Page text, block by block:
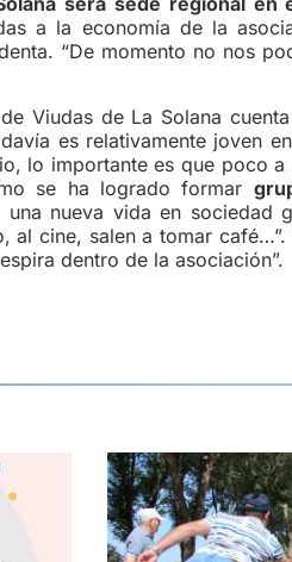
a la economía de la
“De momento no nos
de La Solana cuenta
es relativamente joven
lo importante es que poco
se ha logrado formar
nueva vida en sociedad
al cine, salen a tomar
dentro de la asociación”.